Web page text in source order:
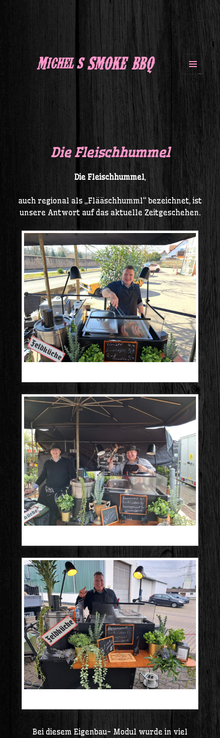
Michel's SMOKE BBQ
Die Fleischhummel
Die Fleischhummel,
auch regional als „Flääschhumml“ bezeichnet, ist
unsere Antwort auf das aktuelle Zeitgeschehen.
Bei diesem Eigenbau- Modul wurde in viel